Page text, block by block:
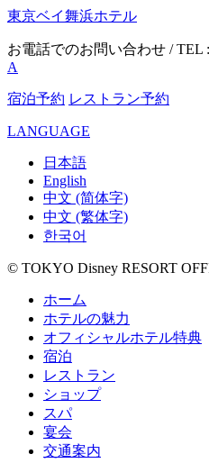
東京ベイ舞浜ホテル
お電話でのお問い合わせ / TEL :
A
宿泊予約 レストラン予約
LANGUAGE
日本語
English
中文 (简体字)
中文 (繁体字)
한국어
© TOKYO Disney RESORT
ホーム
ホテルの魅力
オフィシャルホテル特典
宿泊
レストラン
ショップ
スパ
宴会
交通案内